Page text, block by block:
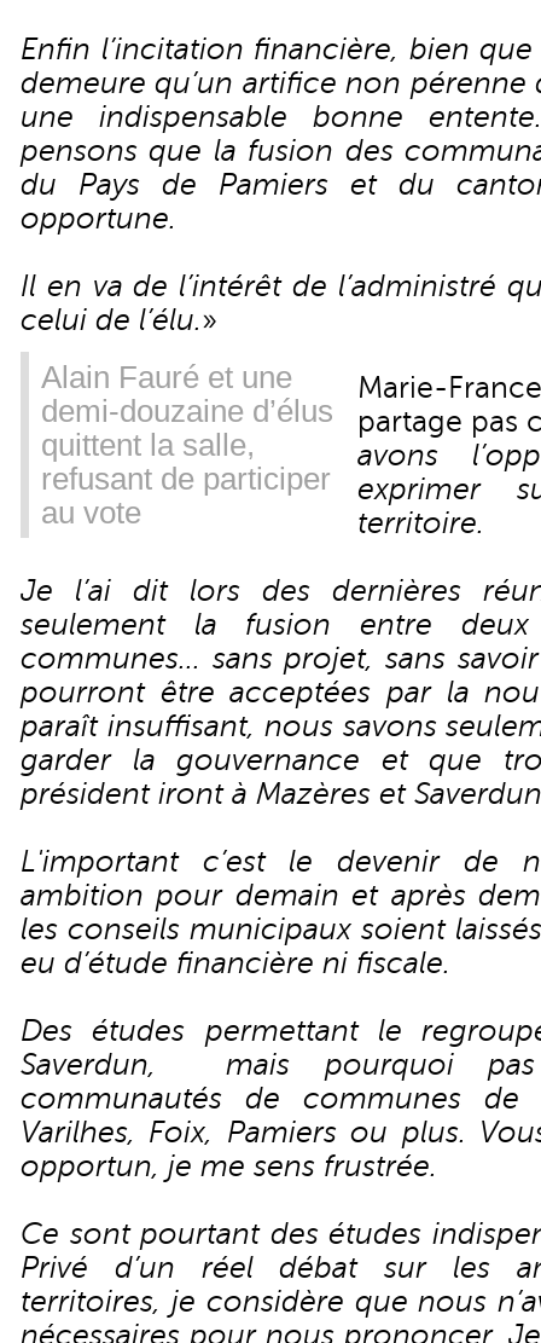
Enfin l’incitation financière, bien
demeure qu’un artifice non
une indispensable bonne
pensons que la fusion des
du Pays de Pamiers et du
opportune.
Il en va de l’intérêt de l’administré
celui de l’élu.»
Alain Fauré et une
demi-douzaine d’élus
quittent la salle,
refusant de participer
au vote
Marie-
partage pas
avons
exprimer
territoire.
Je l’ai dit lors des dernières
seulement la fusion entre deux
communes... sans projet, sans
pourront être acceptées par la
paraît insuffisant, nous savons
garder la gouvernance et que
président iront à Mazères et
L'important c’est le devenir de
ambition pour demain et après
les conseils municipaux soient
eu d’étude financière ni fiscale.
Des études permettant le
Saverdun, mais pourquoi
communautés de communes de
Varilhes, Foix, Pamiers ou plus.
opportun, je me sens frustrée.
Ce sont pourtant des études
Privé d’un réel débat sur les
territoires, je considère que nous
nécessaires pour nous prononcer.